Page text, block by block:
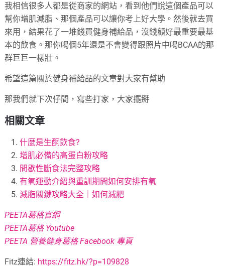
我相信很多人都是從商家的網站，看到他們說這個產品可以
幫你增肌減脂、那個產品可以讓你考上好大學。然後就去買
來用，結果花了一堆錢買健身補給品，沒錢顧好最重要最基
本的飲食。那你喝個5年還是不會變得跟照片中喝BCAA的那
群巨巨一樣壯。
希望這篇關於健身補給品的文章對大家有幫助
那我們就下次仔間，寫些打家，大家擺掰
相關文章
什麼是生酮飲食?
增肌必備的高蛋白粉攻略
間歇性斷食法完整攻略
有氧運動介紹與重訓期間如何安排有氧
減脂關鍵攻略大全｜如何減肥
PEETA葛格官網
PEETA葛格 Youtube
PEETA 營養健身葛格 Facebook 專頁
Fitz連結: https://fitz.hk/?p=109828